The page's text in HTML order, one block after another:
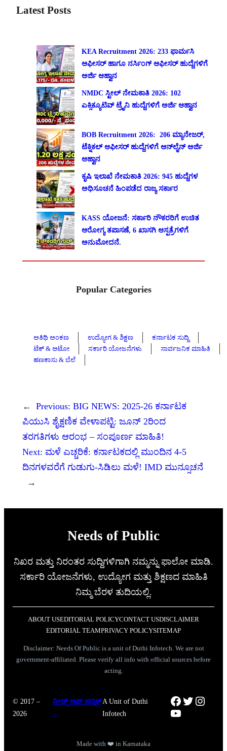
Latest Posts
KEA Recruitment 2026: 233 ಫಾರ್ಮಸಿ
ಆಫೀಸರ್ ಹಾಗೂ ನರ್ಸಿಂಗ್ ಆಫೀಸರ್ ಹುದ್ದೆಗಳಿಗೆ
ಅರ್ಜಿ ಆಹ್ವಾನ
NMDC ಸ್ಟೀಲ್ ನೇಮಕಾತಿ 2026: 102
ಎಕ್ಸಿಕ್ಯೂಟಿವ್ ಟ್ರೈನಿ ಹುದ್ದೆಗಳಿಗೆ ಅರ್ಜಿ ಆಹ್ವಾನ
BOB Recruitment 2026: 206 ಮ್ಯಾನೇಜರ್,
ಟೆಕ್ನಿಕಲ್ ಆಫೀಸರ್ ಹುದ್ದೆಗಳಿಗೆ ಆನ್‌ಲೈನ್ ಅರ್ಜಿ
ಆಹ್ವಾನ
ಕೃಷಿ ಇಲಾಖೆ ನೇಮಕಾತಿ 2026: 945 ಹುದ್ದೆಗಳ
ಅಧಿಸೂಚನೆ ಹಿಂಪಡೆದ ರಾಜ್ಯ ಸರ್ಕಾರ
KASS ಯೋಜನೆ: ಸರ್ಕಾರಿ ನೌಕರರಿಗೆ ಉಚಿತ
ಆರೋಗ್ಯ ತಪಾಸಣೆ, 6 ಖಾಸಗಿ ಆಸ್ಪತ್ರೆಗಳಿಗೆ
ಅನುಮೋದನೆ.
Popular Categories
ಅತಿಥಿ ಅಂಕಣ ಉದ್ಯೋಗ & ಶಿಕ್ಷಣ
ಕರ್ನಾಟಕ ಸುದ್ದಿ
ಟೆಕ್ & ಆಟೋ
ಸರ್ಕಾರಿ ಯೋಜನೆಗಳು
ಸಾರ್ವಜನಿಕ ಮಾಹಿತಿ
ಹಣಕಾಸು & ಬೆಲೆ
← Previous: BIG NEWS: 2025-26 ಕರ್ನಾಟಕ
ಪಿಯುಸಿ ಶೈಕ್ಷಣಿಕ ವೇಳಾಪಟ್ಟಿ: ಜೂನ್ 2ರಿಂದ
ತರಗತಿಗಳು ಆರಂಭ – ಸಂಪೂರ್ಣ ಮಾಹಿತಿ!
Next: ಮಳೆ ಎಚ್ಚರಿಕೆ: ಕರ್ನಾಟಕದಲ್ಲಿ ಮುಂದಿನ 4-5
ದಿನಗಳವರೆಗೆ ಗುಡುಗು-ಸಿಡಿಲು ಮಳೆ! IMD ಮುನ್ಸೂಚನೆ
→
Needs of Public
ನಿಖರ ಮತ್ತು ನಿರಂತರ ಸುದ್ದಿಗಳಿಗಾಗಿ ನಮ್ಮನ್ನು ಫಾಲೋ ಮಾಡಿ.
ಸರ್ಕಾರಿ ಯೋಜನೆಗಳು, ಉದ್ಯೋಗ ಮತ್ತು ಶಿಕ್ಷಣದ ಮಾಹಿತಿ
ನಿಮ್ಮ ಬೆರಳ ತುದಿಯಲ್ಲಿ.
ABOUT USEDITORIAL POLICYCONTACT USDISCLAIMER
EDITORIAL TEAMPRIVACY POLICYSITEMAP
Disclaimer: Needs Of Public is a unit of Duthi Infotech. We are not
government-affiliated. Please verify all info with official sources before
acting.
© 2017 –
2026
ನೀಡ್ಸ್ ಆಫ್ ಪಬ್ಲಿಕ್
–
A Unit of Duthi
Infotech
Facebook
Twitter
YouTube
Made with ❤️ in Karnataka